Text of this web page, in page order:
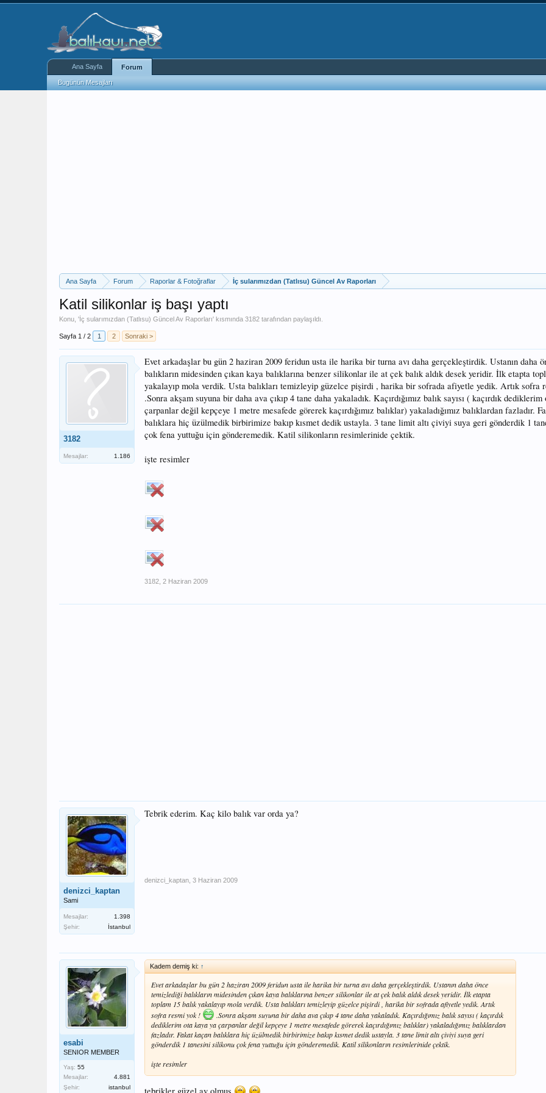
Ana Sayfa Forum Raporlar & Fotoğraflar İç sularımızdan (Tatlısu) Güncel Av Raporları
Katil silikonlar iş başı yaptı
Konu, 'İç sularımızdan (Tatlısu) Güncel Av Raporları' kısmında 3182 tarafından paylaşıldı.
Sayfa 1 / 2 1 2 Sonraki >
3182
Mesajlar: 1.186
Evet arkadaşlar bu gün 2 haziran 2009 feridun usta ile harika bir turna avı daha gerçekleştirdik. Ustanın daha
balıkların midesinden çıkan kaya balıklarına benzer silikonlar ile at çek balık aldık desek yeridir. İlk etapta
yakalayıp mola verdik. Usta balıkları temizleyip güzelce pişirdi , harika bir sofrada afiyetle yedik. Artık sofra
.Sonra akşam suyuna bir daha ava çıkıp 4 tane daha yakaladık. Kaçırdığımız balık sayısı ( kaçırdık
çarpanlar değil kepçeye 1 metre mesafede görerek kaçırdığımız balıklar) yakaladığımız balıklardan fazladır.
balıklara hiç üzülmedik birbirimize bakıp kısmet dedik ustayla. 3 tane limit altı çiviyi suya geri gönderdik 1
çok fena yuttuğu için gönderemedik. Katil silikonların resimlerinide çektik.
işte resimler
3182 2 Haziran 2009
denizci_kaptan
Sami
Mesajlar:
1.398
Şehir:
İstanbul
Tebrik ederim. Kaç kilo balık var orda ya?
denizci_kaptan 3 Haziran 2009
esabi
SENIOR MEMBER
Yaş: 55
Mesajlar:
4.881
Şehir:
istanbul
Kadem demiş ki: ↑
Evet arkadaşlar bu gün 2 haziran 2009 feridun usta ile harika bir turna avı daha gerçekleştirdik. Ustanın daha önce
temizlediği balıkların midesinden çıkan kaya balıklarına benzer silikonlar ile at çek balık aldık desek yeridir. İlk etapta
toplam 15 balık yakalayıp mola verdik. Usta balıkları temizleyip güzelce pişirdi , harika bir sofrada afiyetle yedik. Artık
sofra resmi yok !
.Sonra akşam suyuna bir daha ava çıkıp 4 tane daha yakaladık. Kaçırdığımız balık sayısı ( kaçırdık
dediklerim ota kaya ya çarpanlar değil kepçeye 1 metre mesafede görerek kaçırdığımız balıklar) yakaladığımız balıklardan
fazladır. Fakat kaçan balıklara hiç üzülmedik birbirimize bakıp kısmet dedik ustayla. 3 tane limit altı çiviyi suya geri
gönderdik 1 tanesini silikonu çok fena yuttuğu için gönderemedik. Katil silikonların resimlerinide çektik.
işte resimler
tebrikler güzel av olmuş
Ana Sayfa Forum
Bugünün Mesajları